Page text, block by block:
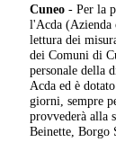
Cuneo - Per la
l'Acda (Azienda
lettura dei
dei Comuni di
personale della
Acda ed è
giorni, sempre
provvederà alla
Beinette, Borgo